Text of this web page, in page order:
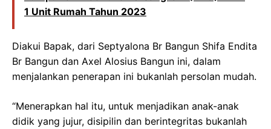
1 Unit Rumah Tahun 2023
Diakui Bapak, dari Septyalona Br Bangun Shifa Endita
Br Bangun dan Axel Alosius Bangun ini, dalam
menjalankan penerapan ini bukanlah persolan mudah.
“Menerapkan hal itu, untuk menjadikan anak-anak
didik yang jujur, disipilin dan berintegritas bukanlah